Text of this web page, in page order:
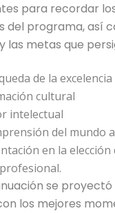
para recordar
del programa, así
las metas que
de la excelencia
cultural
intelectual
del mundo
en la elección
se proyectó
los mejores